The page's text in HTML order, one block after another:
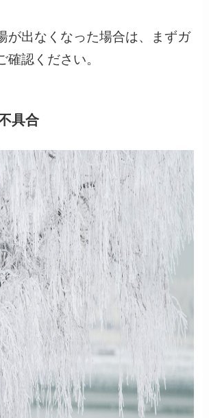
が出なくなった場合は、まずガ
確認ください。
具合